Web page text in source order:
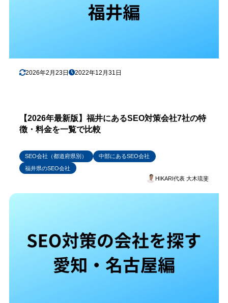
2026年2月23日 2022年12月31日
【2026年最新版】福井にあるSEO対策会社7社の特
徴・料金を一覧で比較
SEO会社（都道府県別）
中部にあるSEO会社
福井県のSEO会社
HIKARI代表 大木琉斐